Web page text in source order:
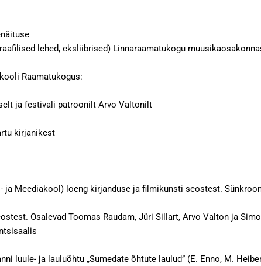
lehed, eksliibrised) Linnaraamatukogu
Raamatukogus:
ja festivali patroonilt Arvo Valtonilt
kirjanikest
ja Meediakool) loeng kirjanduse ja filmikunsti seostest.
Osalevad Toomas Raudam, Jüri Sillart, Arvo Valton ja
luule- ja lauluõhtu „Sumedate õhtute laulud” (E. Enno, M.